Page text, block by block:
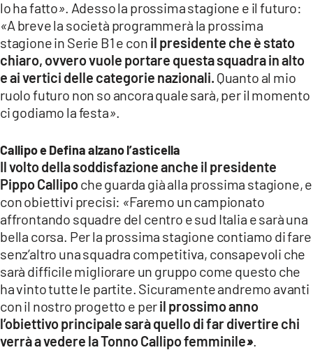
lo ha fatto» . Adesso la prossima stagione e il futuro:
«A breve la società programmerà la prossima
stagione in Serie B1 e con il presidente che è stato
chiaro, ovvero vuole portare questa squadra in alto
e ai vertici delle categorie nazionali. Quanto al mio
ruolo futuro non so ancora quale sarà, per il momento
ci godiamo la festa»
Callipo e Defina alzano l’asticella
Il volto della soddisfazione anche il presidente
Pippo Callipoche guarda già alla prossima stagione, e
con obiettivi precisi: «Faremo un campionato
affrontando squadre del centro e sud Italia e sarà una
bella corsa. Per la prossima stagione contiamo di fare
senz’altro una squadra competitiva, consapevoli che
sarà difficile migliorare un gruppo come questo che
ha vinto tutte le partite. Sicuramente andremo avanti
con il nostro progetto e peril prossimo anno
l’obiettivo principale sarà quello di far divertire chi
verrà a vedere la Tonno Callipo femminile»